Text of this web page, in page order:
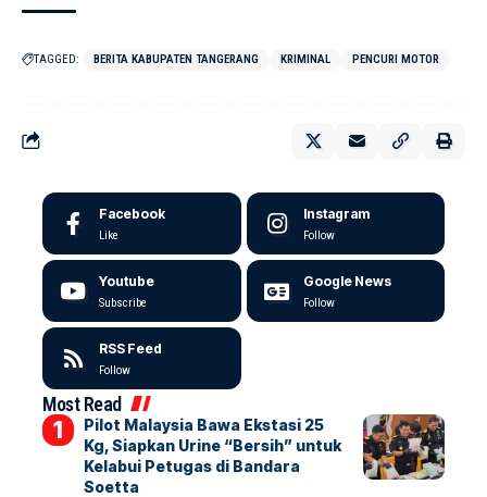
TAGGED: BERITA KABUPATEN TANGERANG KRIMINAL PENCURI MOTOR
Facebook
Like
Instagram
Follow
Youtube
Subscribe
Google News
Follow
RSS Feed
Follow
Most Read
Pilot Malaysia Bawa Ekstasi 25
Kg, Siapkan Urine “Bersih” untuk
Kelabui Petugas di Bandara
Soetta